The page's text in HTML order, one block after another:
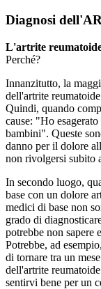
Diagnosi dell'AR
L'artrite
Perché?
Innanzitutto, la
dell'artrite
Quindi, quando
cause: "Ho
bambini". Queste
danno per il dolore
non rivolgersi subito
In secondo luogo,
base con un dolore
medici di base non
grado di
potrebbe non sapere
Potrebbe, ad
di tornare tra un
dell'artrite
sentirvi bene per un